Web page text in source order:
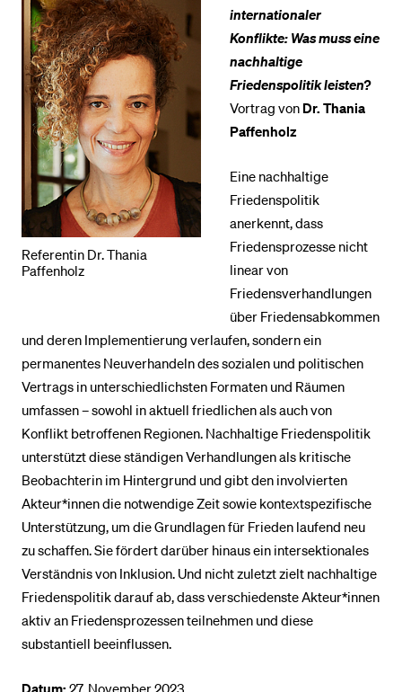
Referentin Dr. Thania
Paffenholz
internationaler
Konflikte: Was muss eine
nachhaltige
Friedenspolitik leisten?
Vortrag von Dr. Thania
Paffenholz
Eine nachhaltige
Friedenspolitik
anerkennt, dass
Friedensprozesse nicht
linear von
Friedensverhandlungen
über Friedensabkommen
und deren Implementierung verlaufen, sondern ein
permanentes Neuverhandeln des sozialen und politischen
Vertrags in unterschiedlichsten Formaten und Räumen
umfassen – sowohl in aktuell friedlichen als auch von
Konflikt betroffenen Regionen. Nachhaltige Friedenspolitik
unterstützt diese ständigen Verhandlungen als kritische
Beobachterin im Hintergrund und gibt den involvierten
Akteur*innen die notwendige Zeit sowie kontextspezifische
Unterstützung, um die Grundlagen für Frieden laufend neu
zu schaffen. Sie fördert darüber hinaus ein intersektionales
Verständnis von Inklusion. Und nicht zuletzt zielt nachhaltige
Friedenspolitik darauf ab, dass verschiedenste Akteur*innen
aktiv an Friedensprozessen teilnehmen und diese
substantiell beeinflussen.
Datum: 27. November 2023